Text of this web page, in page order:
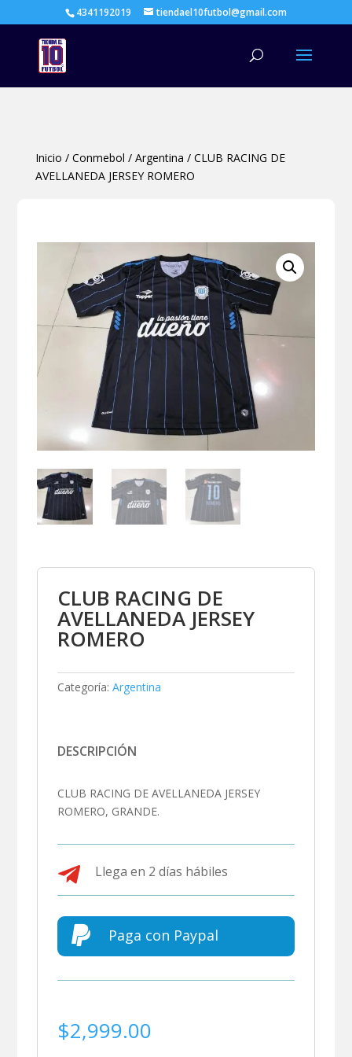
4341192019 tiendael10futbol@gmail.com
Inicio / Conmebol / Argentina / CLUB RACING DE
AVELLANEDA JERSEY ROMERO
CLUB RACING DE
AVELLANEDA JERSEY
ROMERO
Categoría: Argentina
DESCRIPCIÓN
CLUB RACING DE AVELLANEDA JERSEY
ROMERO, GRANDE.
 Llega en 2 días hábiles
 Paga con Paypal
$2,999.00